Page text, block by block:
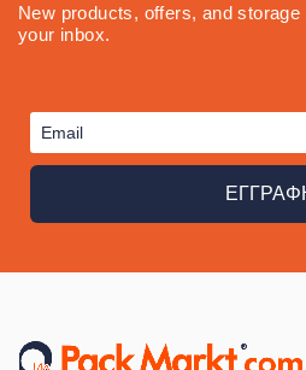
New products, offers, and
your inbox.